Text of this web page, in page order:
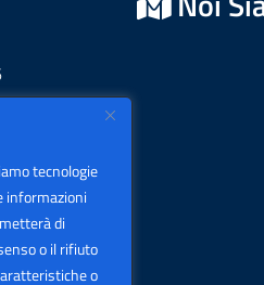
tecnologie
informazioni
di
o il rifiuto
o